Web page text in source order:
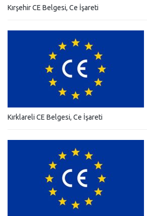
Kırşehir CE Belgesi, Ce İşareti
Kırklareli CE Belgesi, Ce İşareti